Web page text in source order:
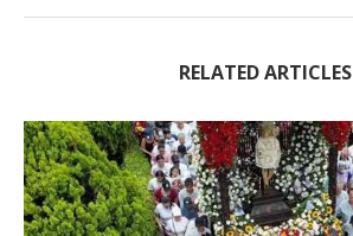
RELATED ARTICLES